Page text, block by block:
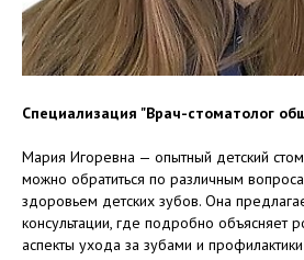
Специализация "Врач-стоматолог
Мария Игоревна — опытный детский
можно обратиться по различным
здоровьем детских зубов. Она
консультации, где подробно объясняет
аспекты ухода за зубами и